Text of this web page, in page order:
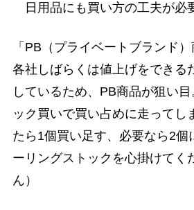
日用品にも買い方の工夫が必
「PB（プライベートブランド）
各社しばらくは値上げをできる
しているため、PB商品が狙い
ック買いで買い占めに走ってし
たら1個買い足す、必要なら2個
ーリングストックを心掛けてく
ん）